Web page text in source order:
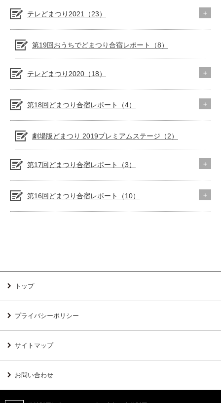
テレどまつり2021（23）
第19回おうちでどまつり合宿レポート（8）
テレどまつり2020（18）
第18回どまつり合宿レポート（4）
劇場版どまつり 2019プレミアムステージ（2）
第17回どまつり合宿レポート（3）
第16回どまつり合宿レポート（10）
トップ
プライバシーポリシー
サイトマップ
お問い合わせ